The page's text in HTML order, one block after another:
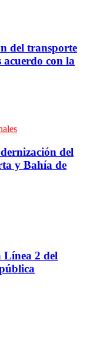
del transporte
acuerdo con la
del
y Bahía de
Línea 2 del